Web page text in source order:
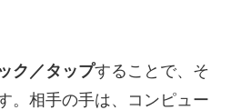
ク／タップすることで、そ
。相手の手は、コンピュー